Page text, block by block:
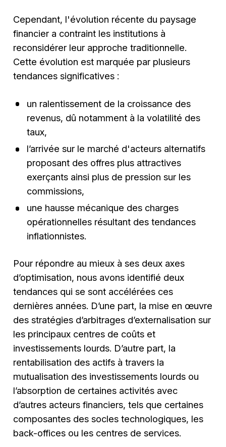
Cependant, l'évolution récente du paysage
financier a contraint les institutions à
reconsidérer leur approche traditionnelle.
Cette évolution est marquée par plusieurs
tendances significatives :
un ralentissement de la croissance des
revenus, dû notamment à la volatilité des
taux,
l’arrivée sur le marché d'acteurs alternatifs
proposant des offres plus attractives
exerçants ainsi plus de pression sur les
commissions,
une hausse mécanique des charges
opérationnelles résultant des tendances
inflationnistes.
Pour répondre au mieux à ses deux axes
d’optimisation, nous avons identifié deux
tendances qui se sont accélérées ces
dernières années. D’une part, la mise en œuvre
des stratégies d’arbitrages d’externalisation sur
les principaux centres de coûts et
investissements lourds. D’autre part, la
rentabilisation des actifs à travers la
mutualisation des investissements lourds ou
l’absorption de certaines activités avec
d’autres acteurs financiers, tels que certaines
composantes des socles technologiques, les
back-offices ou les centres de services.